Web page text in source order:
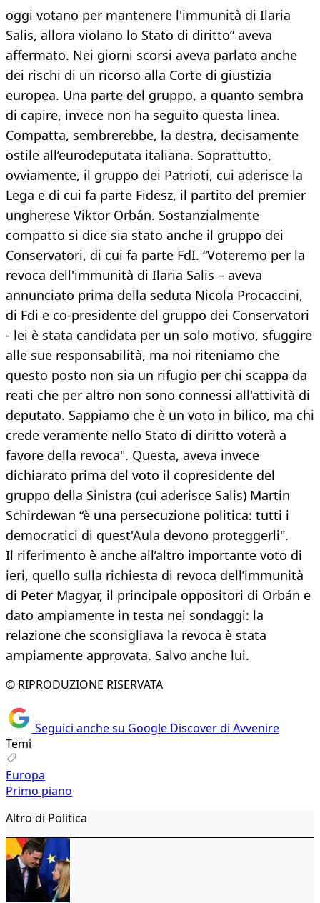
oggi votano per mantenere l'immunità di Ilaria
Salis, allora violano lo Stato di diritto” aveva
affermato. Nei giorni scorsi aveva parlato anche
dei rischi di un ricorso alla Corte di giustizia
europea. Una parte del gruppo, a quanto sembra
di capire, invece non ha seguito questa linea.
Compatta, sembrerebbe, la destra, decisamente
ostile all’eurodeputata italiana. Soprattutto,
ovviamente, il gruppo dei Patrioti, cui aderisce la
Lega e di cui fa parte Fidesz, il partito del premier
ungherese Viktor Orbán. Sostanzialmente
compatto si dice sia stato anche il gruppo dei
Conservatori, di cui fa parte FdI. “Voteremo per la
revoca dell'immunità di Ilaria Salis – aveva
annunciato prima della seduta Nicola Procaccini,
di Fdi e co-presidente del gruppo dei Conservatori
- lei è stata candidata per un solo motivo, sfuggire
alle sue responsabilità, ma noi riteniamo che
questo posto non sia un rifugio per chi scappa da
reati che per altro non sono connessi all'attività di
deputato. Sappiamo che è un voto in bilico, ma chi
crede veramente nello Stato di diritto voterà a
favore della revoca". Questa, aveva invece
dichiarato prima del voto il copresidente del
gruppo della Sinistra (cui aderisce Salis) Martin
Schirdewan “è una persecuzione politica: tutti i
democratici di quest'Aula devono proteggerli".
Il riferimento è anche all’altro importante voto di
ieri, quello sulla richiesta di revoca dell’immunità
di Peter Magyar, il principale oppositori di Orbán e
dato ampiamente in testa nei sondaggi: la
relazione che sconsigliava la revoca è stata
ampiamente approvata. Salvo anche lui.
© RIPRODUZIONE RISERVATA
Seguici anche su Google Discover di Avvenire
Temi
Europa
Primo piano
Altro di Politica